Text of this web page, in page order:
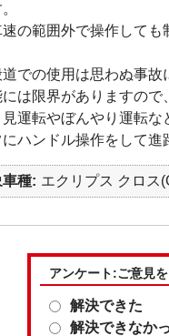
速の範囲外で操作しても
での使用は思わぬ事故
は限界がありますので
運転やぼんやり運転な
ハンドル操作をして進
種 エクリプス クロス
アンケート:ご意見
解決できた
解決できなか